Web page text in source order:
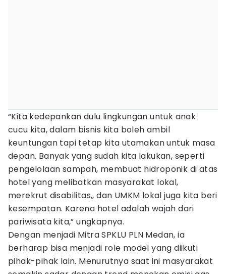
“Kita kedepankan dulu lingkungan untuk anak
cucu kita, dalam bisnis kita boleh ambil
keuntungan tapi tetap kita utamakan untuk masa
depan. Banyak yang sudah kita lakukan, seperti
pengelolaan sampah, membuat hidroponik di atas
hotel yang melibatkan masyarakat lokal,
merekrut disabilitas,, dan UMKM lokal juga kita beri
kesempatan. Karena hotel adalah wajah dari
pariwisata kita,” ungkapnya.
Dengan menjadi Mitra SPKLU PLN Medan, ia
berharap bisa menjadi role model yang diikuti
pihak-pihak lain. Menurutnya saat ini masyarakat